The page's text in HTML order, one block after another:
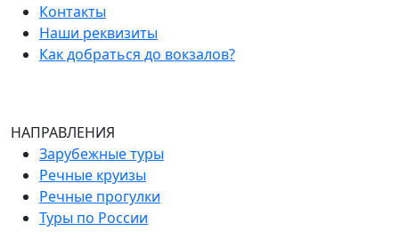
Контакты
Наши реквизиты
Как добраться до вокзалов?
НАПРАВЛЕНИЯ
Зарубежные туры
Речные круизы
Речные прогулки
Туры по России